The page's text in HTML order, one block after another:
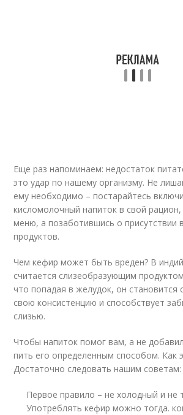
Еще раз напоминаем: недостаток
это удар по нашему организму. Не
ему необходимо – постарайтесь
кисломолочный напиток в свой рацион,
меню, а позаботившись о присутствии
продуктов.
Чем кефир может быть вреден? В
считается слизеобразующим
что попадая в желудок, он становится
свою консистенцию и способствует
слизью.
Чтобы напиток помог вам, а не
пить его определенным способом. Как
Достаточно следовать нашим советам:
Первое правило – не холодный и не
Употреблять кефир можно тогда.